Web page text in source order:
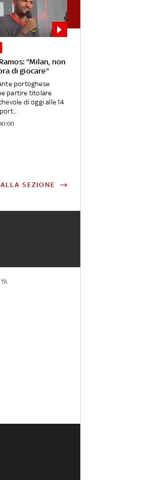
"Milan, non
di giocare"
portoghese
partire titolare
di oggi alle 14
SEZIONE